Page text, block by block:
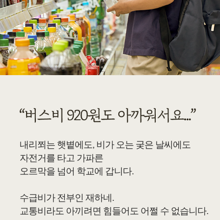
내리쬐는 햇볕에도, 비가 오는 궂은 날씨에도
자전거를 타고 가파른
오르막을 넘어 학교에 갑니다.
수급비가 전부인 재하네.
교통비라도 아끼려면 힘들어도 어쩔 수 없습니다.